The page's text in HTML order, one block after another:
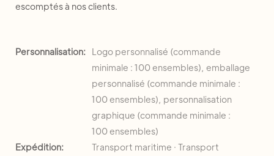
escomptés à nos clients.
Personnalisation:
Logo personnalisé (commande
minimale : 100 ensembles), emballage
personnalisé (commande minimale :
100 ensembles), personnalisation
graphique (commande minimale :
100 ensembles)
Expédition:
Transport maritime · Transport